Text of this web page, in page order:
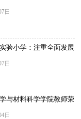
日
验小学：注重全面发展
日
与材料科学学院教师荣
日